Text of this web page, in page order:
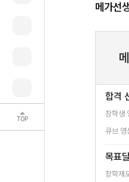
TOP
메가선
합격
장학생
큐브
목표
장학제